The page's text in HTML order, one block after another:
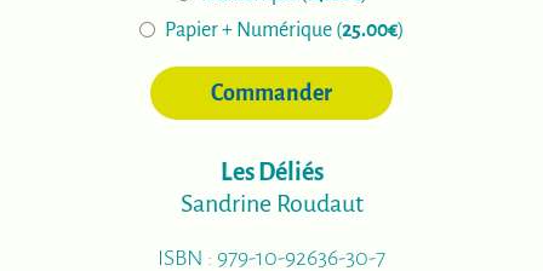
Papier + Numérique (25.00€)
Commander
Les Déliés
Sandrine Roudaut
ISBN : 979-10-92636-30-7